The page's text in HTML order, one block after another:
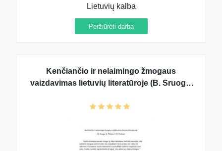
Lietuvių kalba
Peržiūrėti darbą
Kenčiančio ir nelaimingo žmogaus
vaizdavimas lietuvių literatūroje (B. Sruoga,